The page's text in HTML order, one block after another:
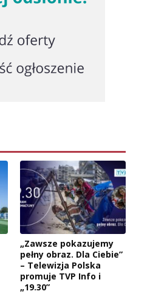
„Zawsze pokazujemy
pełny obraz. Dla Ciebie”
– Telewizja Polska
promuje TVP Info i
„19.30”